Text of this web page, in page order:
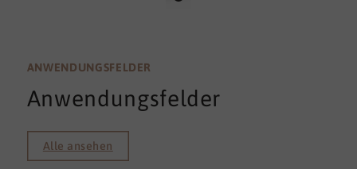
ANWENDUNGSFELDER
Anwendungsfelder
Alle ansehen